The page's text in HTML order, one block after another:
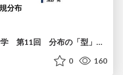
0 160